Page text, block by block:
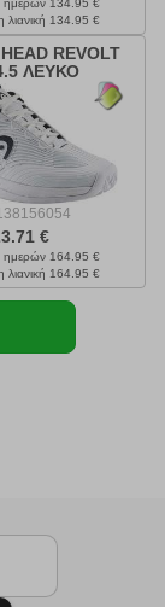
ημερών 134.95 €
λιανική 134.95 €
REVOLT
ΛΕΥΚΟ
€
ημερών 164.95 €
λιανική 164.95 €